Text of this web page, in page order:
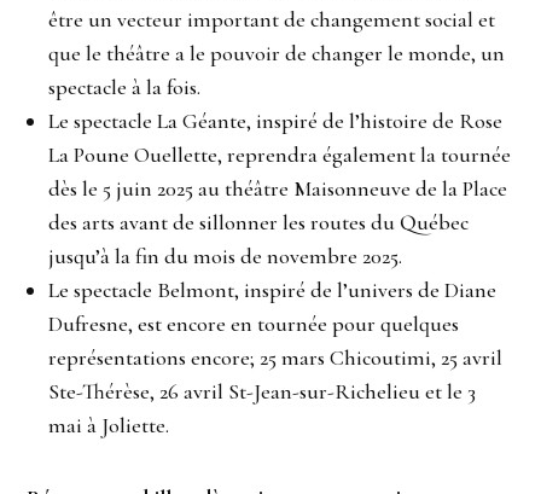
être un vecteur important de changement social et
que le théâtre a le pouvoir de changer le monde, un
spectacle à la fois.
Le spectacle La Géante, inspiré de l’histoire de Rose
La Poune Ouellette, reprendra également la tournée
dès le 5 juin 2025 au théâtre Maisonneuve de la Place
des arts avant de sillonner les routes du Québec
jusqu’à la fin du mois de novembre 2025.
Le spectacle Belmont, inspiré de l’univers de Diane
Dufresne, est encore en tournée pour quelques
représentations encore; 25 mars Chicoutimi, 25 avril
Ste-Thérèse, 26 avril St-Jean-sur-Richelieu et le 3
mai à Joliette.